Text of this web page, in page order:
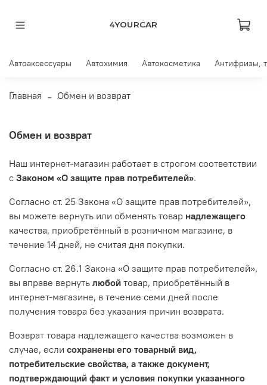
4YOURCAR
Автоаксессуары Автохимия Автокосметика Антифризы,
Главная Обмен и возврат
Обмен и возврат
Наш интернет-магазин работает в строгом соответствии
с Законом «О защите прав потребителей».
Согласно ст. 25 Закона «О защите прав потребителей»,
вы можете вернуть или обменять товар надлежащего
качества, приобретённый в розничном магазине, в
течение 14 дней, не считая дня покупки.
Согласно ст. 26.1 Закона «О защите прав потребителей»,
вы вправе вернуть любой товар, приобретённый в
интернет-магазине, в течение семи дней после
получения товара без указания причин возврата.
Возврат товара надлежащего качества возможен в
случае, если сохранены его товарный вид,
потребительские свойства, а также документ,
подтверждающий факт и условия покупки указанного